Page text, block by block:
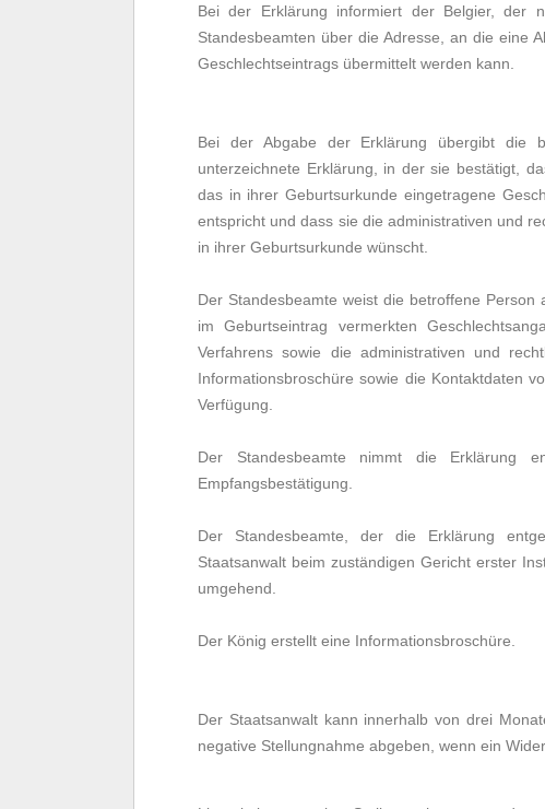
Bei der Erklärung informiert der Belgier, der
Standesbeamten über die Adresse, an die eine
Geschlechtseintrags übermittelt werden kann.
Bei der Abgabe der Erklärung übergibt die
unterzeichnete Erklärung, in der sie bestätigt,
das in ihrer Geburtsurkunde eingetragene
entspricht und dass sie die administrativen und
in ihrer Geburtsurkunde wünscht.
Der Standesbeamte weist die betroffene
im Geburtseintrag vermerkten
Verfahrens sowie die administrativen und
Informationsbroschüre sowie die Kontaktdaten
Verfügung.
Der Standesbeamte nimmt die Erklärung
Empfangsbestätigung.
Der Standesbeamte, der die Erklärung
Staatsanwalt beim zuständigen Gericht erster
umgehend.
Der König erstellt eine Informationsbroschüre.
Der Staatsanwalt kann innerhalb von drei
negative Stellungnahme abgeben, wenn ein